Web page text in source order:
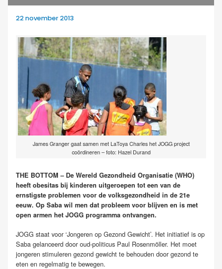
22 november 2013
James Granger gaat samen met LaToya Charles het JOGG project
coördineren – foto: Hazel Durand
THE BOTTOM – De Wereld Gezondheid Organisatie (WHO)
heeft obesitas bij kinderen uitgeroepen tot een van de
ernstigste problemen voor de volksgezondheid in de 21e
eeuw. Op Saba wil men dat probleem voor blijven en is met
open armen het JOGG programma ontvangen.
JOGG staat voor ‘Jongeren op Gezond Gewicht’. Het initiatief is op
Saba gelanceerd door oud-politicus Paul Rosenmöller. Het moet
jongeren stimuleren gezond gewicht te behouden door gezond te
eten en regelmatig te bewegen.